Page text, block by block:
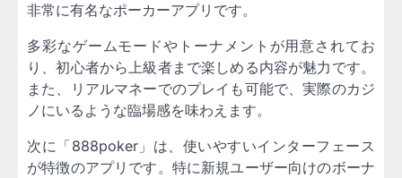
非常に有名なポーカーアプリです。
多彩なゲームモードやトーナメントが用意されてお
り、初心者から上級者まで楽しめる内容が魅力です。
また、リアルマネーでのプレイも可能で、実際のカジ
ノにいるような臨場感を味わえます。
次に「888poker」は、使いやすいインターフェース
が特徴のアプリです。特に新規ユーザー向けのボーナ